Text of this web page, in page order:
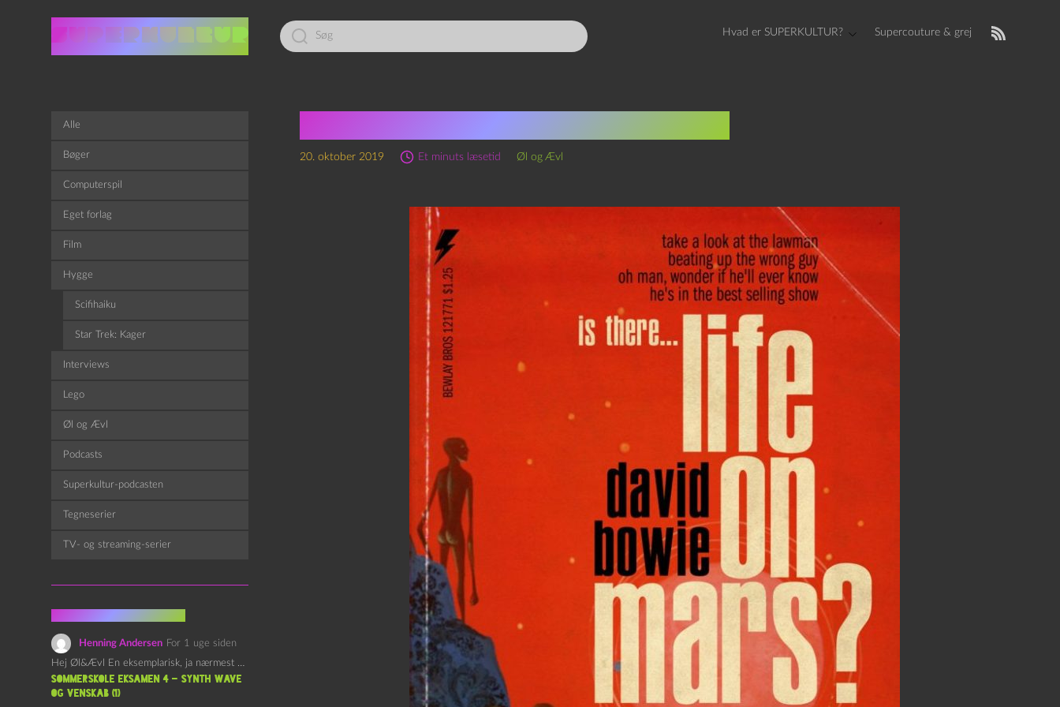
Led
efter:
Hvad er SUPERKULTUR? Supercouture & grej
20. oktober 2019 Et minuts læsetid Øl og Ævl
Alle
Bøger
Computerspil
Eget forlag
Film
Hygge
Scifihaiku
Star Trek: Kager
Interviews
Lego
Øl og Ævl
Podcasts
Superkultur-podcasten
Tegneserier
TV- og streaming-serier
Henning Andersen For 1 uge siden
Hej Øl&Ævl En eksemplarisk, ja nærmest yndefuld, afslutning på SOMMERSKOLEN.…
Sommerskole Eksamen 4 – Synth Wave
og Venskab (1)